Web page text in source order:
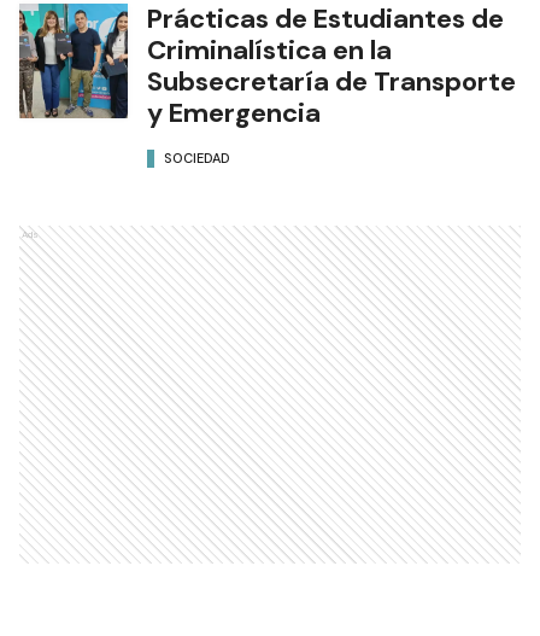
Prácticas de Estudiantes de
Criminalística en la
Subsecretaría de Transporte
y Emergencia
SOCIEDAD
Ads